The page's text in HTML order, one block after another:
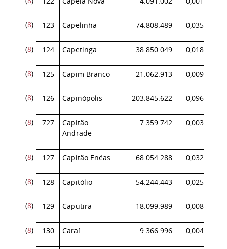
(8) 123 Capelinha 74.808.489 0,035407
(8) 124 Capetinga 38.850.049 0,018388
(8) 125 Capim Branco 21.062.913 0,009969
(8) 126 Capinópolis 203.845.622 0,096479
(8) 727
Capitão
Andrade
7.359.742 0,003483
(8) 127 Capitão Enéas 68.054.288 0,032210
(8) 128 Capitólio 54.244.443 0,025674
(8) 129 Caputira 18.099.989 0,008567
(8) 130 Caraí 9.366.996 0,004433